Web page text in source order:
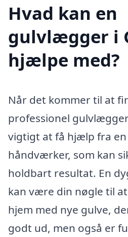
Hvad kan en
gulvlægger i
hjælpe med?
Når det kommer til at
professionel
vigtigt at få hjælp fra
håndværker, som kan
holdbart resultat. En
kan være din nøgle til
hjem med nye gulve,
godt ud, men også er